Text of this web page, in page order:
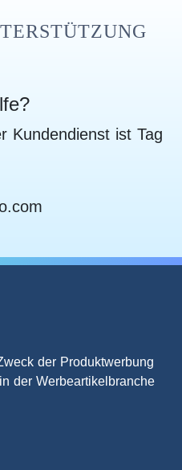
Kundendienst ist Tag
der Produktwerbung
der Werbeartikelbranche